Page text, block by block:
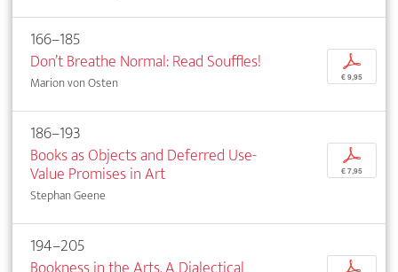
166–185
Don’t Breathe Normal: Read Souffles!
Marion von Osten
p
€ 9,95
186–193
Books as Objects and Deferred Use-
Value Promises in Art
Stephan Geene
p
€ 7,95
194–205
p